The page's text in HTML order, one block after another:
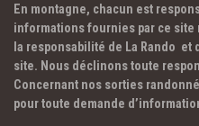
En montagne, chacun est
informations fournies par ce site
la responsabilité de La Rando
site. Nous déclinons toute
Concernant nos sorties
pour toute demande